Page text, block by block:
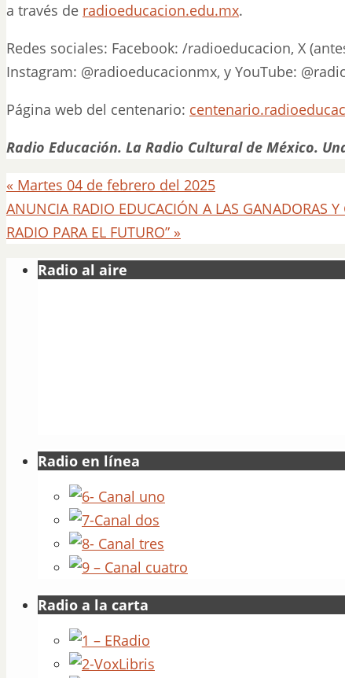
a través de radioeducacion.edu.mx.
Redes sociales: Facebook: /radioeducacion, X
Instagram: @radioeducacionmx, y YouTube:
Página web del centenario:
Radio Educación. La Radio Cultural de México.
« Martes 04 de febrero del 2025
ANUNCIA RADIO EDUCACIÓN A LAS GANADORAS Y
RADIO PARA EL FUTURO” »
Radio al aire
Radio en línea
Radio a la carta